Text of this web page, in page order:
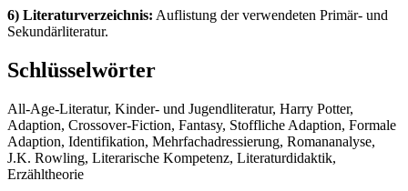
6) Literaturverzeichnis: Auflistung der verwendeten Primär- und
Sekundärliteratur.
Schlüsselwörter
All-Age-Literatur, Kinder- und Jugendliteratur, Harry Potter,
Adaption, Crossover-Fiction, Fantasy, Stoffliche Adaption, Formale
Adaption, Identifikation, Mehrfachadressierung, Romananalyse,
J.K. Rowling, Literarische Kompetenz, Literaturdidaktik,
Erzähltheorie